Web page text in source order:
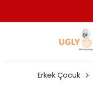
Erkek Çocuk